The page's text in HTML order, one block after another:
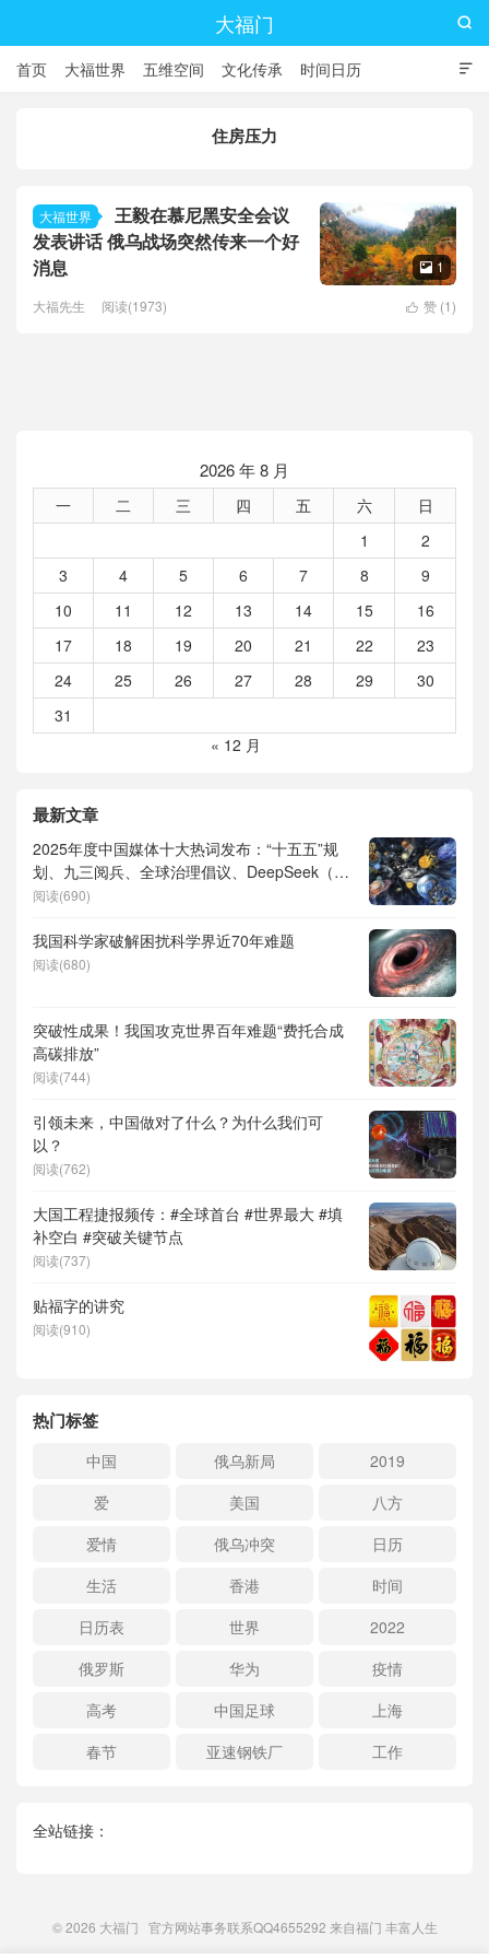
大福门

首页 大福世界 五维空间 文化传承 时间日历

住房压力
大福世界
王毅在慕尼黑安全会议
发表讲话 俄乌战场突然传来一个好
消息
 1
 赞 (1)
大福先生 阅读(1973)
2026 年 8 月
一 二 三 四 五 六
日
1
2
3
4 5 6 7 8
9
10
11 12 13 14 15
16
17
18 19 20 21 22
23
24
25 26 27 28 29
30
31
« 12 月
最新文章
2025年度中国媒体十大热词发布：“十五五”规
划、九三阅兵、全球治理倡议、DeepSeek（深
度求索）、人形机器人、苏超、票根经济、育
阅读(690)
我国科学家破解困扰科学界近70年难题
阅读(680)
突破性成果！我国攻克世界百年难题“费托合成
高碳排放”
阅读(744)
引领未来，中国做对了什么？为什么我们可
以？
阅读(762)
大国工程捷报频传：#全球首台 #世界最大 #填
补空白 #突破关键节点
阅读(737)
贴福字的讲究
阅读(910)
热门标签
中国 俄乌新局
2019
爱
美国
八方
爱情
俄乌冲突
日历
生活
香港
时间
日历表
世界
2022
俄罗斯
华为
疫情
高考
中国足球
上海
春节
亚速钢铁厂 工作
全站链接：
© 2026 大福门 官方网站事务联系QQ4655292 来自福门 丰富人生